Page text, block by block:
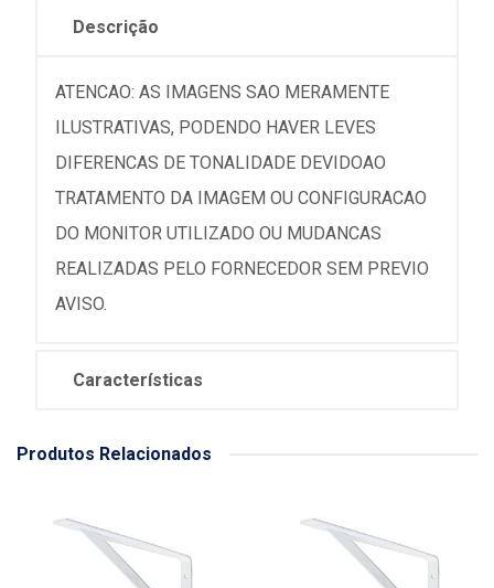
Descrição
ATENCAO: AS IMAGENS SAO MERAMENTE
ILUSTRATIVAS, PODENDO HAVER LEVES
DIFERENCAS DE TONALIDADE DEVIDOAO
TRATAMENTO DA IMAGEM OU CONFIGURACAO
DO MONITOR UTILIZADO OU MUDANCAS
REALIZADAS PELO FORNECEDOR SEM PREVIO
AVISO.
Características
Produtos Relacionados